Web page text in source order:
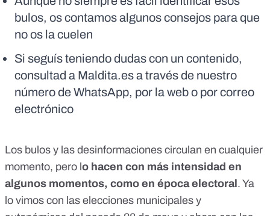
bulos, os contamos algunos consejos para que
no os la cuelen
Si seguís teniendo dudas con un contenido,
consultad a Maldita.es a través de nuestro
número de WhatsApp, por la web o por correo
electrónico
Los bulos y las desinformaciones circulan en cualquier
momento, pero l o hacen con más intensidad en
algunos momentos, como en época electoral . Ya
lo vimos con las elecciones municipales y